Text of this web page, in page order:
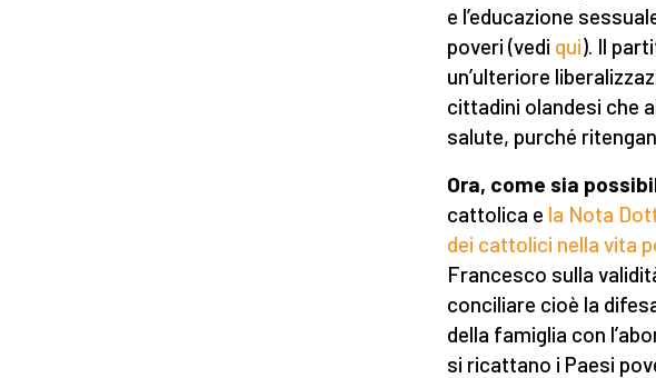
e l’educazione
poveri (vedi qui). Il
un’ulteriore
cittadini olandesi che
salute, purché
Ora, come sia
cattolica e la Nota
dei cattolici nella vita
Francesco sulla
conciliare cioè la
della famiglia con
si ricattano i Paesi